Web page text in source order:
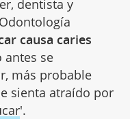
dentista y
causa caries
antes se
más probable
sienta atraído por
'.